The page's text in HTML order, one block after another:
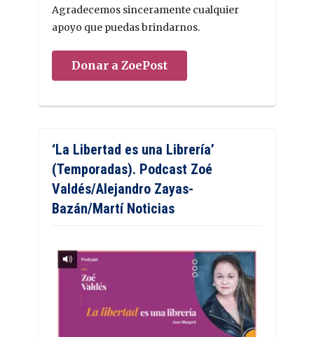
Agradecemos sinceramente cualquier
apoyo que puedas brindarnos.
Donar a ZoePost
‘La Libertad es una Librería’
(Temporadas). Podcast Zoé
Valdés/Alejandro Zayas-
Bazán/Martí Noticias